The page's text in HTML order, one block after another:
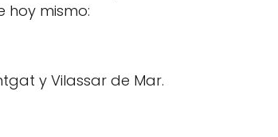
hoy mismo:
y Vilassar de Mar.